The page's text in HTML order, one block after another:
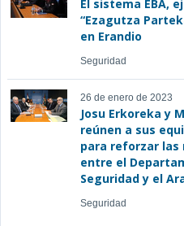
El sistema EBA,
“Ezagutza
en Erandio
Seguridad
26 de enero de 2023
Josu Erkoreka y
reúnen a sus
para reforzar las
entre el
Seguridad y el
Seguridad